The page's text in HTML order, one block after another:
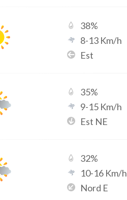
38%
8-13 Km/h
Est
35%
9-15 Km/h
Est NE
32%
10-16 Km/h
Nord E